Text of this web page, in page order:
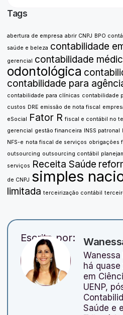
Tags
abertura de empresa abrir CNPJ BPO
saúde e beleza contabilidade
gerencial contabilidade
odontológica
contabilidade para
contabilidade para clínicas contabilidade
custos DRE emissão de nota fiscal
eSocial Fator R fiscal e contábil no
gerencial gestão financeira INSS patronal
NFS-e nota fiscal de serviços obrigações
outsourcing outsourcing contábil
serviços Receita Saúde
de CNPJ simples
limitada terceirização contábil
Escrito por:
há
em
UENP,
Saúde e